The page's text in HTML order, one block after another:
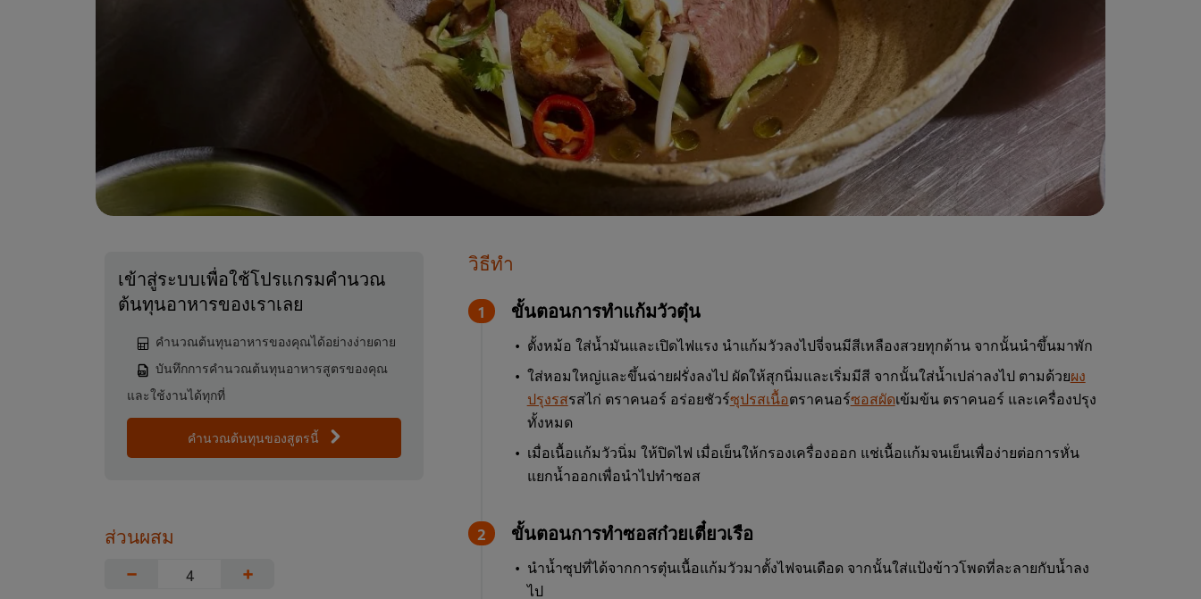
เข้าสู่ระบบเพื่อใช้โปรแกรมคำนวณ
ต้นทุนอาหารของเราเลย
คำนวณต้นทุนอาหารของคุณได้อย่างง่ายดาย
บันทึกการคำนวณต้นทุนอาหารสูตรของคุณ
และใช้งานได้ทุกที่
คำนวณต้นทุนของสูตรนี้
ส่วนผสม
−
+
วิธีทำ
ขั้นตอนการทำแก้มวัวตุ๋น
ตั้งหม้อ ใส่น้ำมันและเปิดไฟแรง นำแก้มวัวลงไปจี่จนมีสีเหลืองสวยทุกด้าน จากนั้นนำขึ้นมาพัก
ใส่หอมใหญ่และขึ้นฉ่ายฝรั่งลงไป ผัดให้สุกนิ่มและเริ่มมีสี จากนั้นใส่น้ำเปล่าลงไป ตามด้วยผง
ปรุงรสรสไก่ ตราคนอร์ อร่อยชัวร์ซุปรสเนื้อตราคนอร์ซอสผัดเข้มข้น ตราคนอร์ และเครื่องปรุง
ทั้งหมด
เมื่อเนื้อแก้มวัวนิ่ม ให้ปิดไฟ เมื่อเย็นให้กรองเครื่องออก แช่เนื้อแก้มจนเย็นเพื่อง่ายต่อการหั่น
แยกน้ำออกเพื่อนำไปทำซอส
ขั้นตอนการทำซอสก๋วยเตี๋ยวเรือ
นำน้ำซุปที่ได้จากการตุ๋นเนื้อแก้มวัวมาตั้งไฟจนเดือด จากนั้นใส่แป้งข้าวโพดที่ละลายกับน้ำลง
ไป